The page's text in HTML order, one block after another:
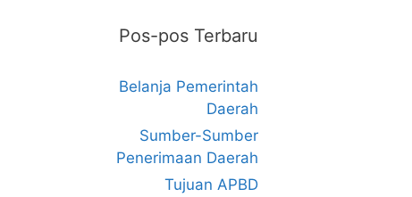
Pos-pos Terbaru
Belanja Pemerintah
Daerah
Sumber-Sumber
Penerimaan Daerah
Tujuan APBD